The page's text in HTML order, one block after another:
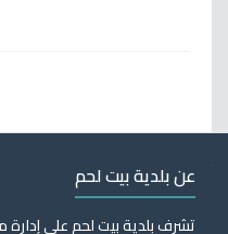
عن بلدية بيت لحم
تشرف بلدية بيت لحم على